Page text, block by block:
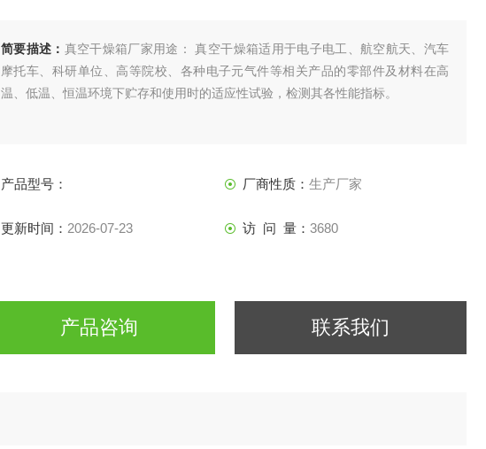
简要描述： 真空干燥箱厂家用途： 真空干燥箱适用于电子电工、航空航天、汽车
摩托车、科研单位、高等院校、各种电子元气件等相关产品的零部件及材料在高
温、低温、恒温环境下贮存和使用时的适应性试验，检测其各性能指标。
产品型号： 厂商性质： 生产厂家
更新时间： 2026-07-23 访 问 量： 3680
产品咨询 联系我们